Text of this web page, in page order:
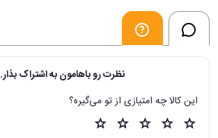
نظرت رو باهامون به اشتراک بذار.
این کالا چه امتیازی از تو می‌گیره؟